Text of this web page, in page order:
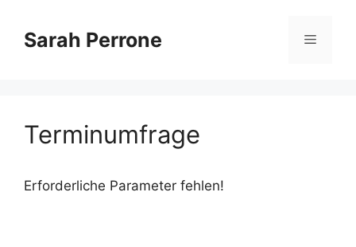
Inhalt
springenSarah Perrone Menü
Terminumfrage
Erforderliche Parameter fehlen!